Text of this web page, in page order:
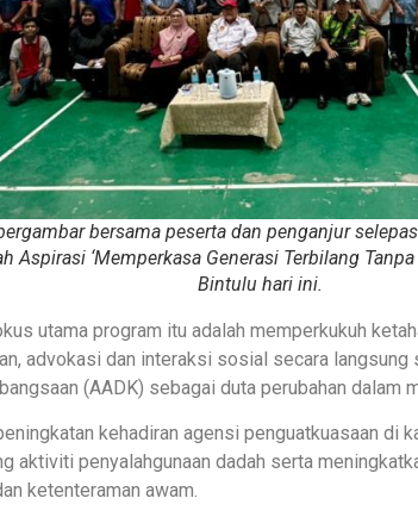
bersama peserta dan penganjur
Aspirasi ‘Memperkasa Generasi Terbilang Tanpa
Bintulu hari ini.
utama program itu adalah memperkukuh
advokasi dan interaksi sosial secara langsung
(AADK) sebagai duta perubahan dalam
kehadiran agensi penguatkuasaan di
aktiviti penyalahgunaan dadah serta
ketenteraman awam.